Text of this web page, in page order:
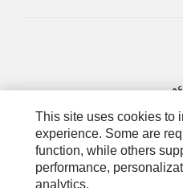
This site uses cookies to
experience. Some are
function, while others
performance,
analytics.